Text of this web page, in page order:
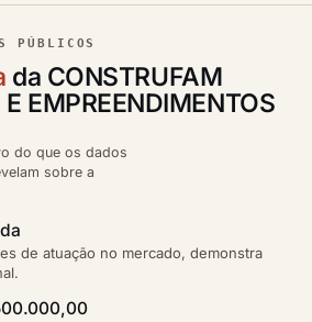
PÚBLICOS
da CONSTRUFAM
EMPREENDIMENTOS
do que os dados
sobre a
de atuação no mercado, demonstra